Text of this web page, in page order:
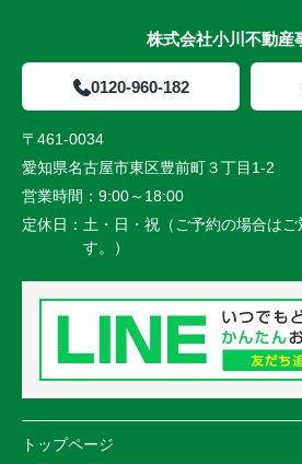
株式会社小川不動産
0120-960-182
〒461-0034
愛知県名古屋市東区豊前町３丁目1-2
営業時間： 9:00～18:00
定休日： 土・日・祝（ご予約の場合は
す。）
トップページ